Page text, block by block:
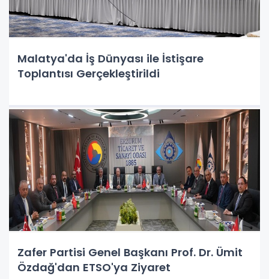
Malatya'da İş Dünyası ile İstişare
Toplantısı Gerçekleştirildi
Zafer Partisi Genel Başkanı Prof. Dr. Ümit
Özdağ'dan ETSO'ya Ziyaret